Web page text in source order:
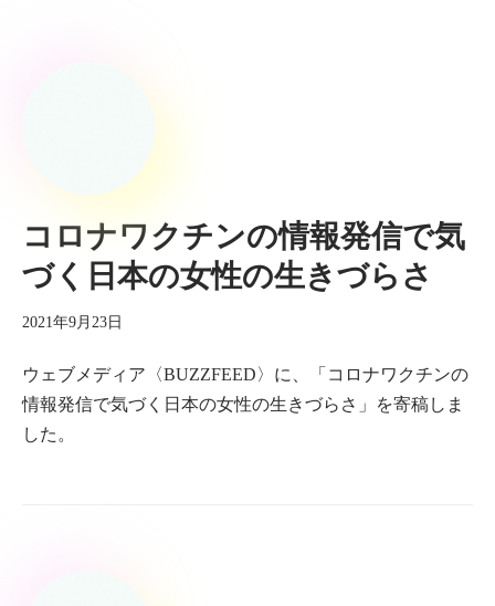
コロナワクチンの情報発信で気
づく日本の女性の生きづらさ
2021年9月23日
ウェブメディア〈BUZZFEED〉に、「コロナワクチンの
情報発信で気づく日本の女性の生きづらさ」を寄稿しま
した。